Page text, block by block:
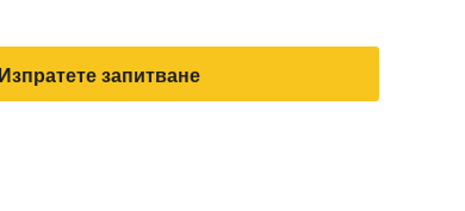
Изпратете запитване